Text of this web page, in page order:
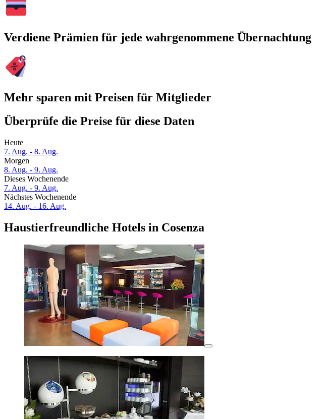
Verdiene Prämien für jede wahrgenommene Übernachtung
Mehr sparen mit Preisen für Mitglieder
Überprüfe die Preise für diese Daten
Heute
7. Aug. - 8. Aug.
Morgen
8. Aug. - 9. Aug.
Dieses Wochenende
7. Aug. - 9. Aug.
Nächstes Wochenende
14. Aug. - 16. Aug.
Haustierfreundliche Hotels in Cosenza